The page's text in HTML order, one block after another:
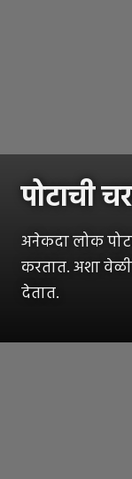
पोटाची
अनेकदा लोक
करतात. अशा
देतात.